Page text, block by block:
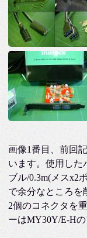
画像1番目、前回
います。使用した
ブル/0.3m(メスx2
で余分なところを
2個のコネクタを
ーはMY30Y/E-H